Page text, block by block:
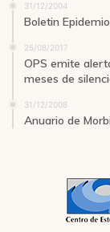
31/12/2004
Boletin
25/08/2017
OPS emite
meses de
31/12/2008
Anuario de